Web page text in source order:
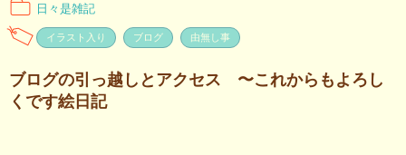
日々是雑記
イラスト入り ブログ 由無し事
ブログの引っ越しとアクセス 〜これからもよろし
くです絵日記